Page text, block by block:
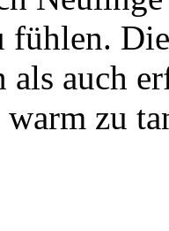
fühlen.
auch
zu